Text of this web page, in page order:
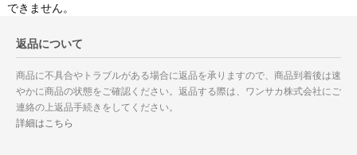
できません。
返品について
商品に不具合やトラブルがある場合に返品を承りますので、商品到着後は速
やかに商品の状態をご確認ください。返品する際は、ワンサカ株式会社にご
連絡の上返品手続きをしてください。
詳細はこちら